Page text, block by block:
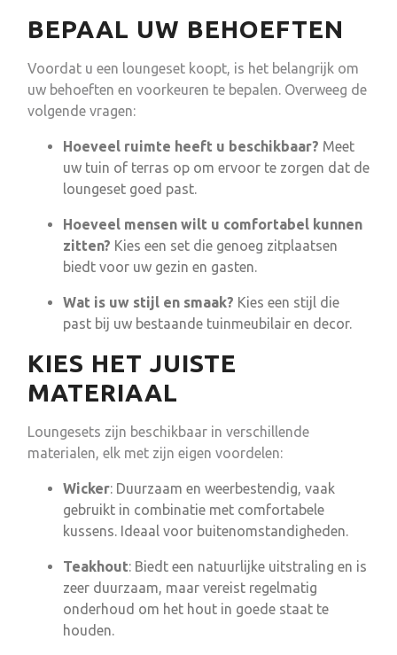
BEPAAL UW BEHOEFTEN
Voordat u een loungeset koopt, is het belangrijk om
uw behoeften en voorkeuren te bepalen. Overweeg de
volgende vragen:
Hoeveel ruimte heeft u beschikbaar? Meet
uw tuin of terras op om ervoor te zorgen dat de
loungeset goed past.
Hoeveel mensen wilt u comfortabel kunnen
zitten? Kies een set die genoeg zitplaatsen
biedt voor uw gezin en gasten.
Wat is uw stijl en smaak? Kies een stijl die
past bij uw bestaande tuinmeubilair en decor.
KIES HET JUISTE
MATERIAAL
Loungesets zijn beschikbaar in verschillende
materialen, elk met zijn eigen voordelen:
Wicker: Duurzaam en weerbestendig, vaak
gebruikt in combinatie met comfortabele
kussens. Ideaal voor buitenomstandigheden.
Teakhout: Biedt een natuurlijke uitstraling en is
zeer duurzaam, maar vereist regelmatig
onderhoud om het hout in goede staat te
houden.